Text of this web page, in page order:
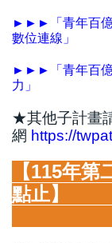
►►►
「青年百
數位連線」
►►►
「青年百
力」
★其他子計畫
網 https://
【115年